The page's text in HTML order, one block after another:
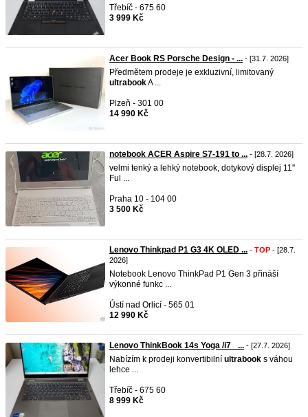
Třebíč - 675 60
3 999 Kč
Acer Book RS Porsche Design - ... - [31.7. 2026]
Předmětem prodeje je exkluzivní, limitovaný
ultrabookA ...
Plzeň - 301 00
14 990 Kč
notebook ACER Aspire S7-191 to ... - [28.7. 2026]
velmi tenký a lehký notebook, dotykový displej 11"
Ful ...
Praha 10 - 104 00
3 500 Kč
Lenovo Thinkpad P1 G3 4K OLED ... - TOP - [28.7.
2026]
Notebook Lenovo ThinkPad P1 Gen 3 přináší
výkonné funkc ...
Ústí nad Orlicí - 565 01
12 990 Kč
Lenovo ThinkBook 14s Yoga /i7_ ... - [27.7. 2026]
Nabízím k prodeji konvertibilní ultrabook s váhou
lehce ...
Třebíč - 675 60
8 999 Kč